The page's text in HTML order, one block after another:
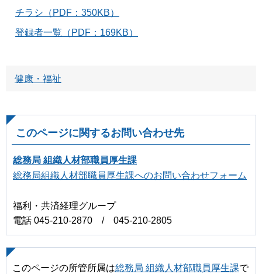
チラシ（PDF：350KB）
登録者一覧（PDF：169KB）
健康・福祉
このページに関するお問い合わせ先
総務局 組織人材部職員厚生課
総務局組織人材部職員厚生課へのお問い合わせフォーム
福利・共済経理グループ
電話 045-210-2870 / 045-210-2805
このページの所管所属は総務局 組織人材部職員厚生課で